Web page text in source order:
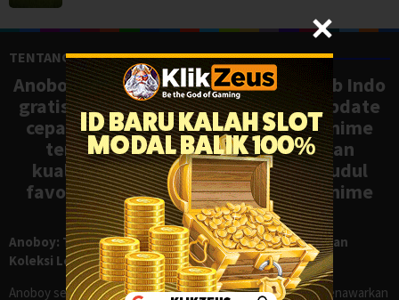
TENTANG ANOBOY
Anoboy adalah situs nonton anime sub Indo
gratis dengan koleksi lengkap dan update
cepat, mirip Samehadaku. Tonton anime
terbaru, ongoing, dan batch dengan
kualitas HD tanpa ribet. Temukan judul
favoritmu dan nikmati streaming anime
terbaik kapan saja.
Anoboy: Tempat Nonton Anime Sub Indo Gratis dengan
Koleksi Lengkap seperti Samehadaku
Anoboy sejak lama dikenal sebagai salah satu situs yang menawarkan